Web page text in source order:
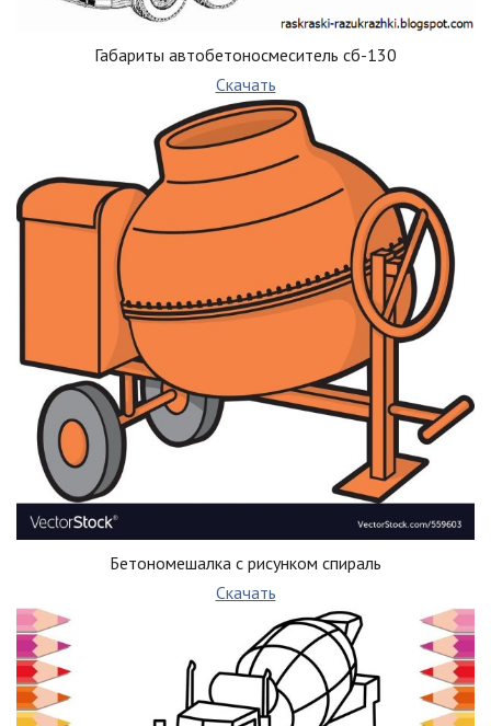
Габариты автобетоносмеситель сб-130
Скачать
Бетономешалка с рисунком спираль
Скачать